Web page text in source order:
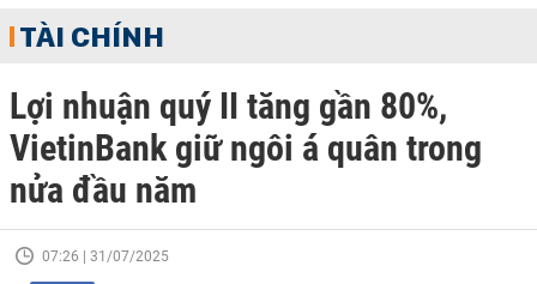
TÀI CHÍNH
Lợi nhuận quý II tăng gần 80%,
VietinBank giữ ngôi á quân trong
nửa đầu năm
07:26 | 31/07/2025